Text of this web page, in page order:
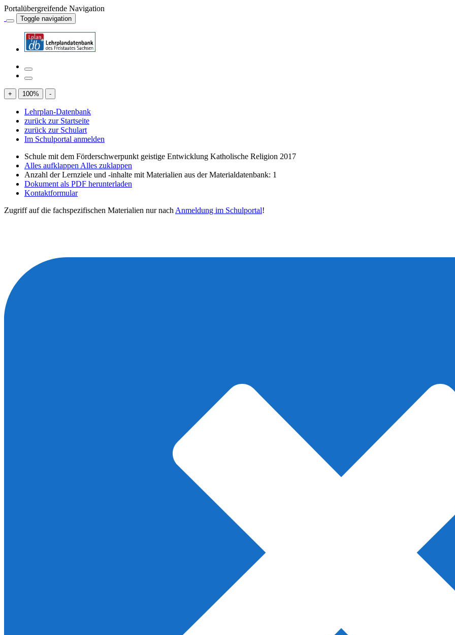
Portalübergreifende Navigation
Toggle navigation
+ 100% -
Lehrplan-Datenbank
zurück zur Startseite
zurück zur Schulart
Im Schulportal anmelden
Schule mit dem Förderschwerpunkt geistige Entwicklung Katholische Religion 2017
Alles aufklappen Alles zuklappen
Anzahl der Lernziele und -inhalte mit Materialien aus der Materialdatenbank: 1
Dokument als PDF herunterladen
Kontaktformular
Zugriff auf die fachspezifischen Materialien nur nach Anmeldung im Schulportal!